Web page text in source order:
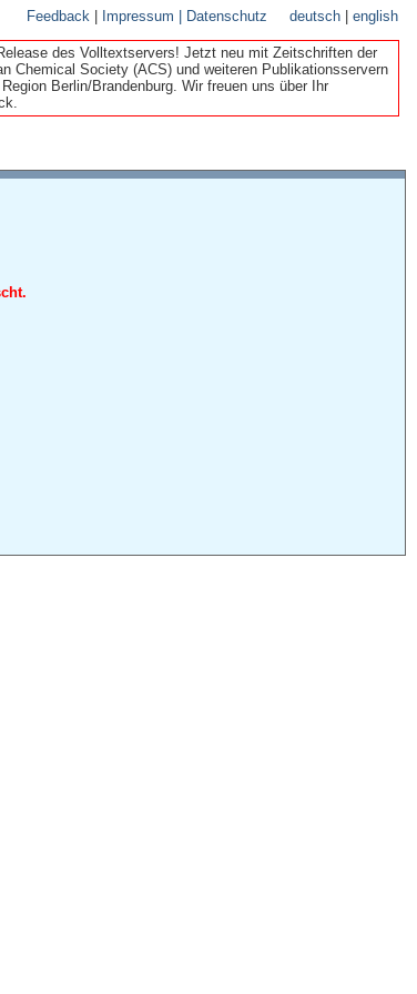
Feedback Impressum | Datenschutz deutsch |english
des Volltextservers! Jetzt neu mit Zeitschriften der
Chemical Society (ACS) und weiteren Publikationsservern
Berlin/Brandenburg. Wir freuen uns über Ihr